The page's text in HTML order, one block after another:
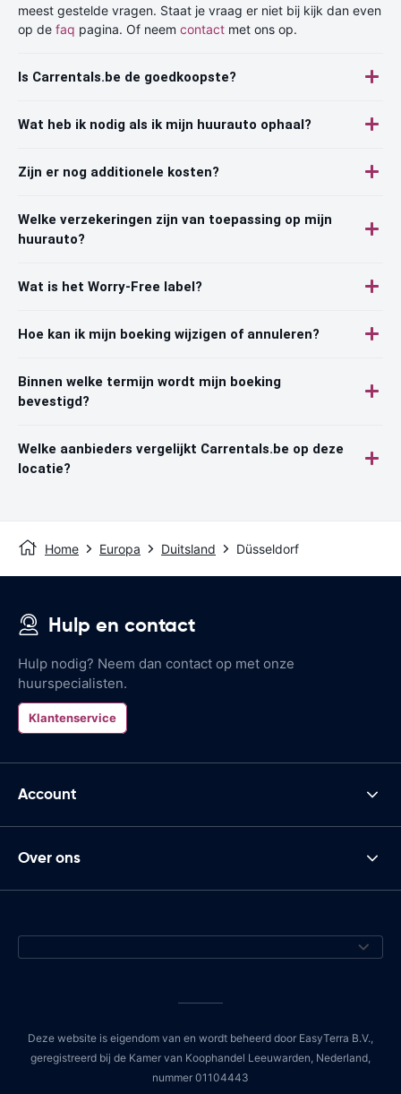
meest gestelde vragen. Staat je vraag er niet bij kijk dan even
op de faq pagina. Of neem contact met ons op.
Is Carrentals.be de goedkoopste?
Wat heb ik nodig als ik mijn huurauto ophaal?
Zijn er nog additionele kosten?
Welke verzekeringen zijn van toepassing op mijn
huurauto?
Wat is het Worry-Free label?
Hoe kan ik mijn boeking wijzigen of annuleren?
Binnen welke termijn wordt mijn boeking
bevestigd?
Welke aanbieders vergelijkt Carrentals.be op deze
locatie?
Home Europa Duitsland Düsseldorf
Hulp en contact
Hulp nodig? Neem dan contact op met onze
huurspecialisten.
Klantenservice
Account
Over ons
Deze website is eigendom van en wordt beheerd door EasyTerra B.V.,
geregistreerd bij de Kamer van Koophandel Leeuwarden, Nederland,
nummer 01104443